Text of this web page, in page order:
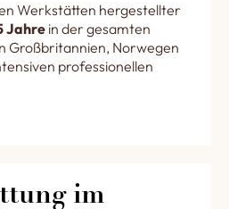
Werkstätten hergestellter
Jahrein der gesamten
Großbritannien, Norwegen
professionellen
im